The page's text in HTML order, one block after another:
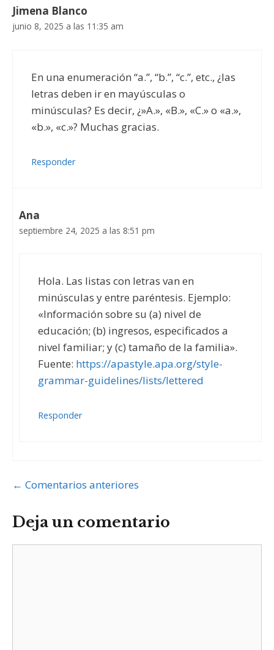
Jimena Blanco
junio 8, 2025 a las 11:35 am
En una enumeración “a.”, “b.”, “c.”, etc., ¿las
letras deben ir en mayúsculas o
minúsculas? Es decir, ¿»A.», «B.», «C.» o «a.»,
«b.», «c.»? Muchas gracias.
Responder
Ana
septiembre 24, 2025 a las 8:51 pm
Hola. Las listas con letras van en
minúsculas y entre paréntesis. Ejemplo:
«Información sobre su (a) nivel de
educación; (b) ingresos, especificados a
nivel familiar; y (c) tamaño de la familia».
Fuente: https://apastyle.apa.org/style-
grammar-guidelines/lists/lettered
Responder
Navegación
comentarios
← Comentarios anteriores
Deja un comentario